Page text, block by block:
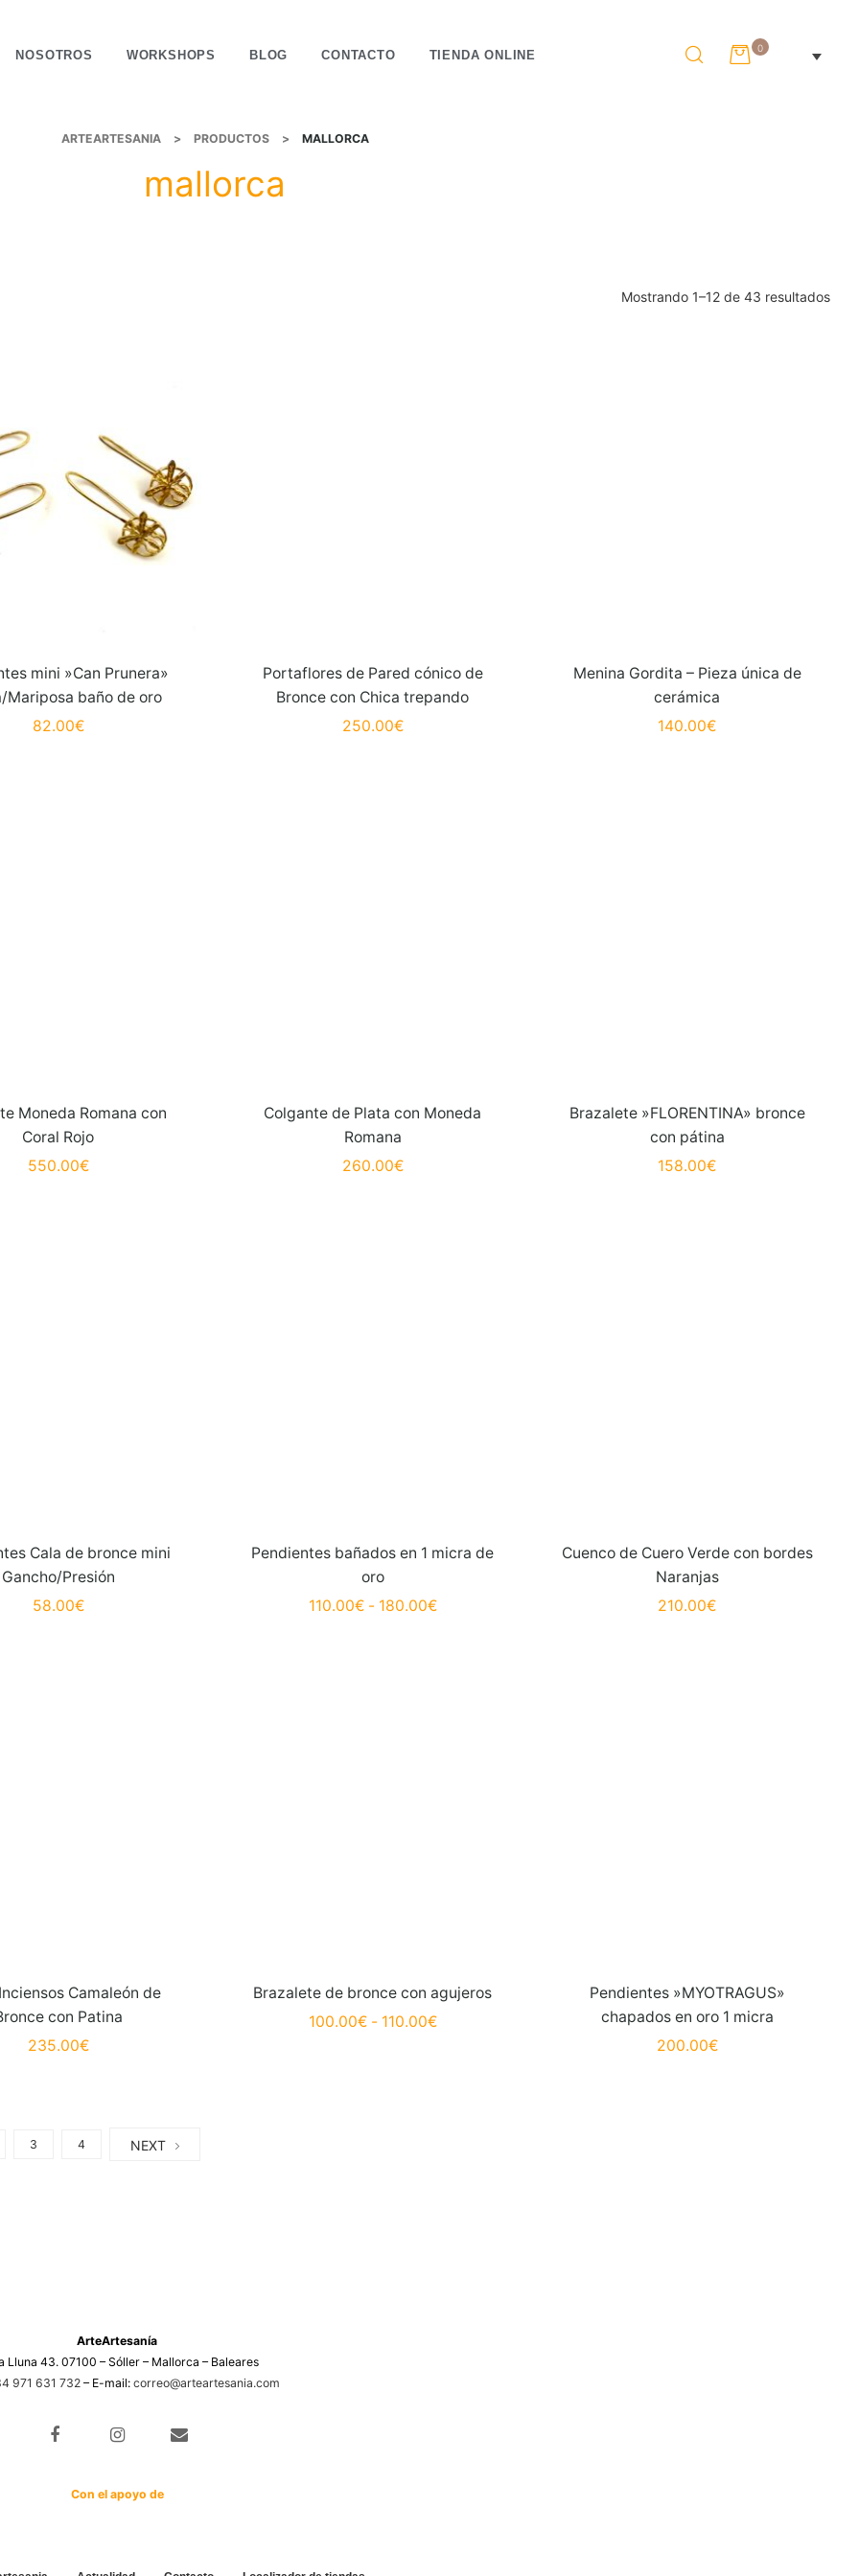
NOSOTROS WORKSHOPS BLOG CONTACTO TIENDA ONLINE 0
ARTEARTESANIA > PRODUCTOS > MALLORCA
mallorca
Mostrando 1–12 de 43 resultados
mini »Can Prunera»
Mariposa baño de oro
82.00€
Portaflores de Pared cónico de
Bronce con Chica trepando
250.00€
Menina Gordita – Pieza única de
cerámica
140.00€
Moneda Romana con
Coral Rojo
550.00€
Colgante de Plata con Moneda
Romana
260.00€
Brazalete »FLORENTINA» bronce
con pátina
158.00€
Cala de bronce mini
Gancho/Presión
58.00€
Pendientes bañados en 1 micra de
oro
110.00€ - 180.00€
Cuenco de Cuero Verde con bordes
Naranjas
210.00€
Camaleón de
con Patina
235.00€
Brazalete de bronce con agujeros
100.00€ - 110.00€
Pendientes »MYOTRAGUS»
chapados en oro 1 micra
200.00€
3 4 NEXT
ArteArtesanía
Lluna 43. 07100 – Sóller – Mallorca – Baleares
971 631 732 – E-mail: correo@arteartesania.com
Con el apoyo de